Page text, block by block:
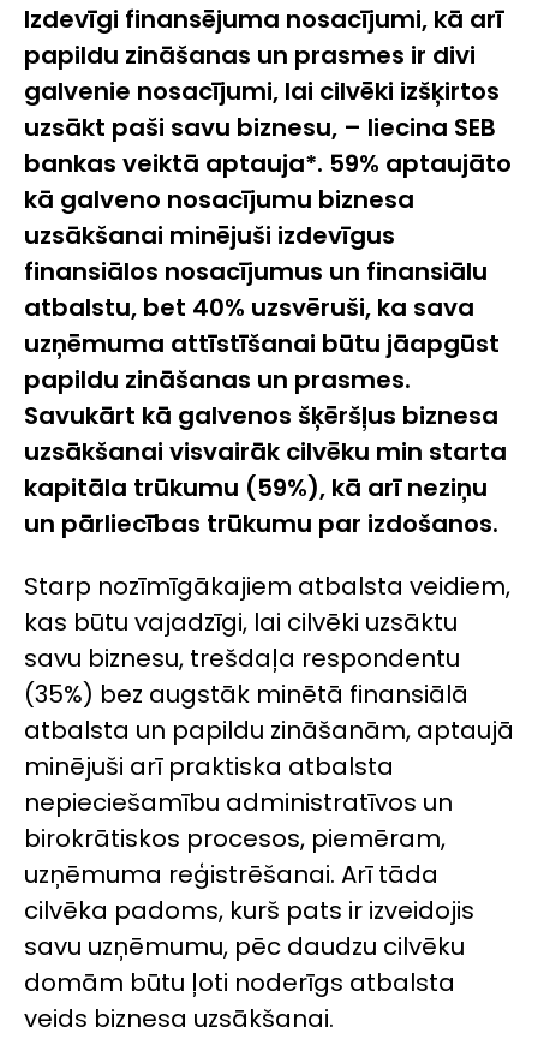
Izdevīgi finansējuma nosacījumi, kā arī
papildu zināšanas un prasmes ir divi
galvenie nosacījumi, lai cilvēki izšķirtos
uzsākt paši savu biznesu, – liecina SEB
bankas veiktā aptauja*. 59% aptaujāto
kā galveno nosacījumu biznesa
uzsākšanai minējuši izdevīgus
finansiālos nosacījumus un finansiālu
atbalstu, bet 40% uzsvēruši, ka sava
uzņēmuma attīstīšanai būtu jāapgūst
papildu zināšanas un prasmes.
Savukārt kā galvenos šķēršļus biznesa
uzsākšanai visvairāk cilvēku min starta
kapitāla trūkumu (59%), kā arī neziņu
un pārliecības trūkumu par izdošanos.
Starp nozīmīgākajiem atbalsta veidiem,
kas būtu vajadzīgi, lai cilvēki uzsāktu
savu biznesu, trešdaļa respondentu
(35%) bez augstāk minētā finansiālā
atbalsta un papildu zināšanām, aptaujā
minējuši arī praktiska atbalsta
nepieciešamību administratīvos un
birokrātiskos procesos, piemēram,
uzņēmuma reģistrēšanai. Arī tāda
cilvēka padoms, kurš pats ir izveidojis
savu uzņēmumu, pēc daudzu cilvēku
domām būtu ļoti noderīgs atbalsta
veids biznesa uzsākšanai.